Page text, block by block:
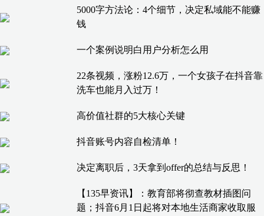
5000字方法论：4个细节，决定私域能不能赚
钱
一个案例说明白用户分析怎么用
22条视频，涨粉12.6万，一个女孩子在抖音靠
洗车也能月入过万！
高价值社群的5大核心关键
抖音账号内容自检清单！
决定离职后，3天拿到offer的总结与反思！
【135早资讯】：教育部将彻查教材插图问
题；抖音6月1日起将对本地生活商家收取服